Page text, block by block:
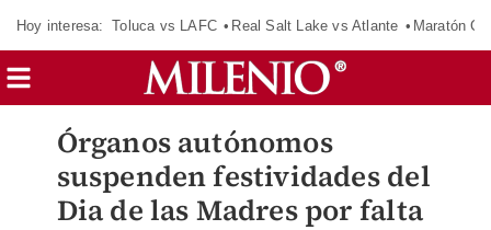
Hoy interesa: Toluca vs LAFC Real Salt Lake vs Atlante Maratón
Órganos autónomos
suspenden festividades del
Dia de las Madres por falta